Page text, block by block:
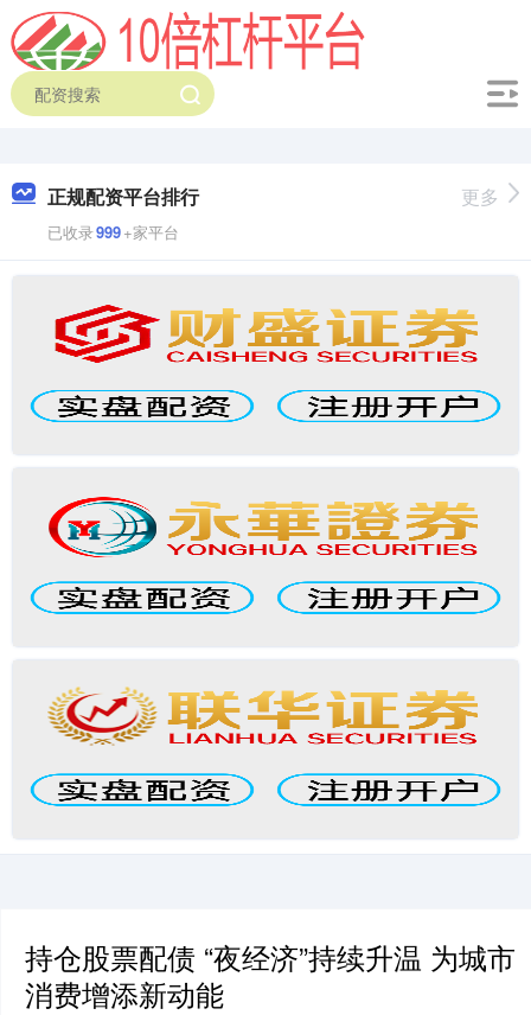
正规配资平台排行
已收录999+家平台
更多
持仓股票配债 “夜经济”持续升温 为城市
消费增添新动能